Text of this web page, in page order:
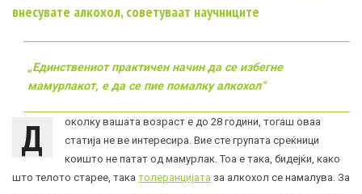
внесувате алкохол, советуваат научниците
„Единствениот практичен начин да се избегне
мамурлакот, е да се пие помалку алкохол“
Д
околку вашата возраст е до 28 години, тогаш оваа
статија не ве интересира. Вие сте групата среќници
коишто не патат од мамурлак. Тоа е така, бидејќи, како
што телото старее, така толеранцијата за алкохол се намалува. За